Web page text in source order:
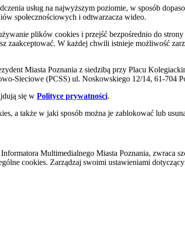
usług na najwyższym poziomie, w sposób
społecznościowych i odtwarzacza wideo.
plików cookies i przejść bezpośrednio do
zaakceptować. W każdej chwili istnieje możliwość
Miasta Poznania z siedzibą przy Placu
Sieciowe (PCSS) ul. Noskowskiego 12/14, 61-704
się w Polityce prywatności.
a także w jaki sposób można je zablokować lub
Multimedialnego Miasta Poznania, zwraca
cookies. Zarządzaj swoimi ustawieniami